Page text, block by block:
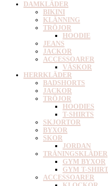
DAMKLÄDER
BIKINI
KLÄNNING
TRÖJOR
HOODIE
JEANS
JACKOR
ACCESSOARER
VÄSKOR
HERRKLÄDER
BADSHORTS
JACKOR
TRÖJOR
HOODIES
T-SHIRTS
SKJORTOR
BYXOR
SKOR
JORDAN
TRÄNINGSKLÄDER
GYM BYXOR
GYM T-SHIRT
ACCESSOARER